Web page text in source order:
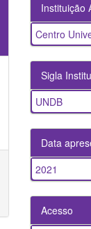
Instituição
Centro
Sigla
UNDB
Data
2021
Acesso